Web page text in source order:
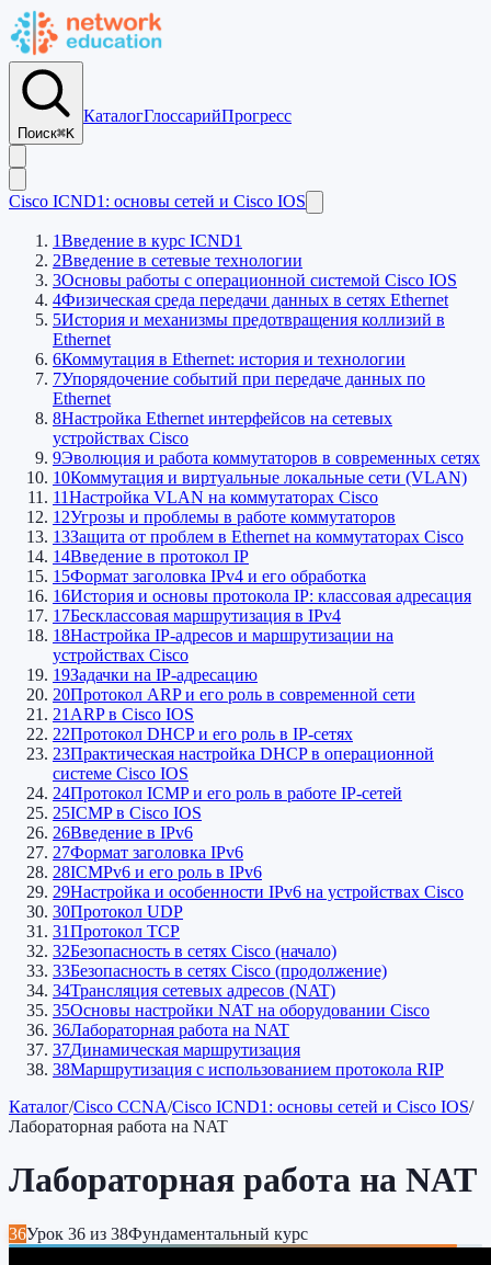
Поиск⌘K
КаталогГлоссарийПрогресс
Cisco ICND1: основы сетей и Cisco IOS
1Введение в курс ICND1
2Введение в сетевые технологии
3Основы работы с операционной системой Cisco IOS
4Физическая среда передачи данных в сетях Ethernet
5История и механизмы предотвращения коллизий в
Ethernet
6Коммутация в Ethernet: история и технологии
7Упорядочение событий при передаче данных по
Ethernet
8Настройка Ethernet интерфейсов на сетевых
устройствах Cisco
9Эволюция и работа коммутаторов в современных сетях
10Коммутация и виртуальные локальные сети (VLAN)
11Настройка VLAN на коммутаторах Cisco
12Угрозы и проблемы в работе коммутаторов
13Защита от проблем в Ethernet на коммутаторах Cisco
14Введение в протокол IP
15Формат заголовка IPv4 и его обработка
16История и основы протокола IP: классовая адресация
17Бесклассовая маршрутизация в IPv4
18Настройка IP-адресов и маршрутизации на
устройствах Cisco
19Задачки на IP-адресацию
20Протокол ARP и его роль в современной сети
21 ARP в Cisco IOS
22Протокол DHCP и его роль в IP-сетях
23Практическая настройка DHCP в операционной
системе Cisco IOS
24Протокол ICMP и его роль в работе IP-сетей
25ICMP в Cisco IOS
26Введение в IPv6
27Формат заголовка IPv6
28ICMPv6 и его роль в IPv6
29Настройка и особенности IPv6 на устройствах Cisco
30Протокол UDP
31Протокол TCP
32Безопасность в сетях Cisco (начало)
33Безопасность в сетях Cisco (продолжение)
34Трансляция сетевых адресов (NAT)
35Основы настройки NAT на оборудовании Cisco
36Лабораторная работа на NAT
37Динамическая маршрутизация
38Маршрутизация с использованием протокола RIP
Каталог/Cisco CCNA/Cisco ICND1: основы сетей и Cisco IOS/
Лабораторная работа на NAT
Лабораторная работа на NAT
36Урок 36 из 38Фундаментальный курс